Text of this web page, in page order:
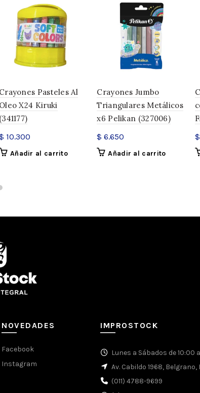
Crayones Pasteles Al
Oleo X24 Kiruki
(341177)
10.300
Añadir al carrito
Crayones Jumbo
Triangulares Metálicos
x6 Pelikan (327006)
$ 6.650
Añadir al carrito
$
NOVEDADES
Facebook
Instagram
IMPROSTOCK
Lunes a Sábados de 10:00
Av. Cabildo 1968, Belgrano,
(011) 4788-9699